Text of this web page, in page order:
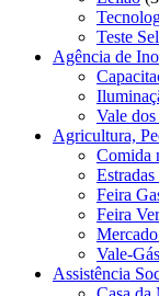
Teste
Agência de
Vale
Agricultura,
Comida
Feira
Feira
Vale-Gás
Assistência